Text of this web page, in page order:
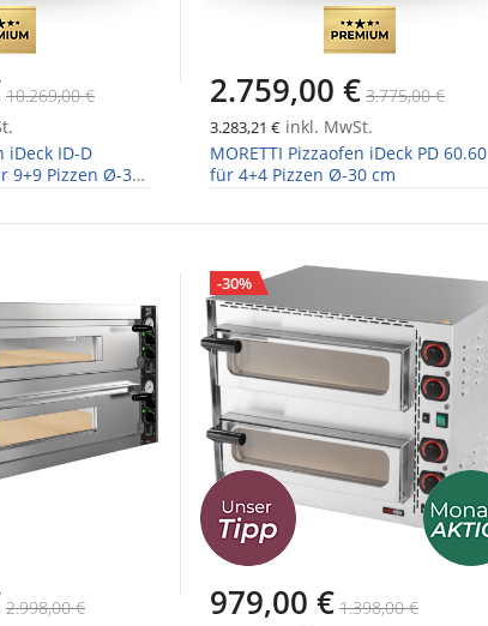
10.269,00 €
iDeck ID-D
9+9 Pizzen Ø-30
2.759,00 € 3.775,00 €
3.283,21 €inkl. MwSt.
MORETTI Pizzaofen iDeck PD 60.60
für 4+4 Pizzen Ø-30 cm
2.998,00 €
-30%
979,00 € 1.398,00 €